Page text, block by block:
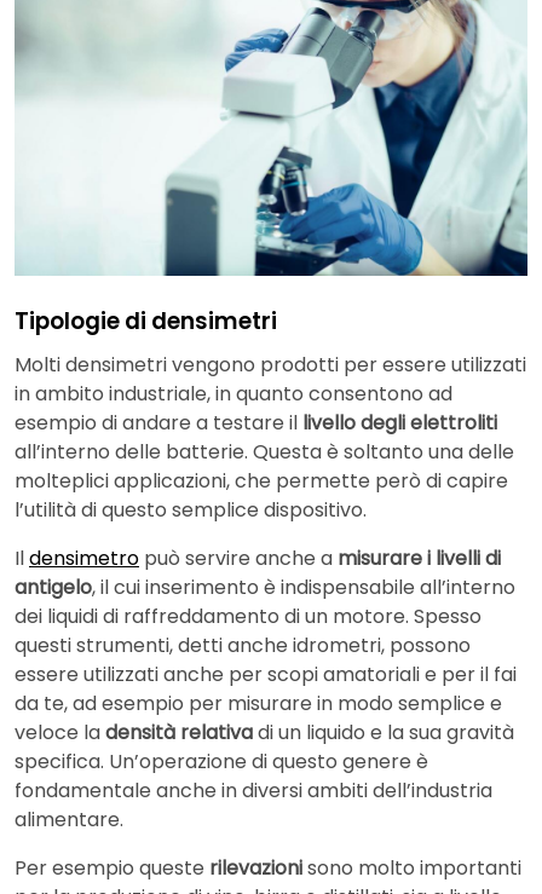
Tipologie di densimetri
Molti densimetri vengono prodotti per essere utilizzati
in ambito industriale, in quanto consentono ad
esempio di andare a testare il livello degli elettroliti
all’interno delle batterie. Questa è soltanto una delle
molteplici applicazioni, che permette però di capire
l’utilità di questo semplice dispositivo.
Ildensimetro può servire anche a misurare i livelli di
antigelo, il cui inserimento è indispensabile all’interno
dei liquidi di raffreddamento di un motore. Spesso
questi strumenti, detti anche idrometri, possono
essere utilizzati anche per scopi amatoriali e per il fai
da te, ad esempio per misurare in modo semplice e
veloce ladensità relativadi un liquido e la sua gravità
specifica. Un’operazione di questo genere è
fondamentale anche in diversi ambiti dell’industria
alimentare.
Per esempio queste rilevazionisono molto importanti